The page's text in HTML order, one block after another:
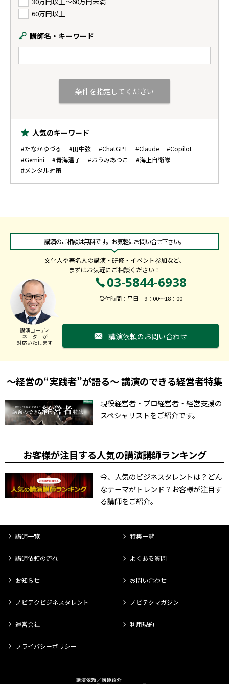
60万円以上
講師名・キーワード
人気のキーワード
#たなかゆづる #田中弦 #ChatGPT #Claude
#Copilot
#Gemini
#青海温子 #おうみあつこ
#海上自衛隊
#メンタル対策
講演のご相談は無料です。お気軽にお問い合せ下さい。
文化人や著名人の講演・研修・イベント参加など、
まずはお気軽にご相談ください！
講演コーディ
ネーターが
対応いたします
03-5844-6938
受付時間：平日 9：00～18：00
講演依頼のお問い合わせ
～経営の“実践者”が語る～ 講演のできる経営者特集
現役経営者・プロ経営者・経営支援の
スペシャリストをご紹介です。
お客様が注目する人気の講演講師ランキング
今、人気のビジネスタレントは？どん
なテーマがトレンド？お客様が注目す
る講師をご紹介。
講師一覧 特集一覧
講師依頼の流れ よくある質問
お知らせ お問い合わせ
ノビテクビジネスタレント ノビテクマガジン
運営会社 利用規約
プライバシーポリシー